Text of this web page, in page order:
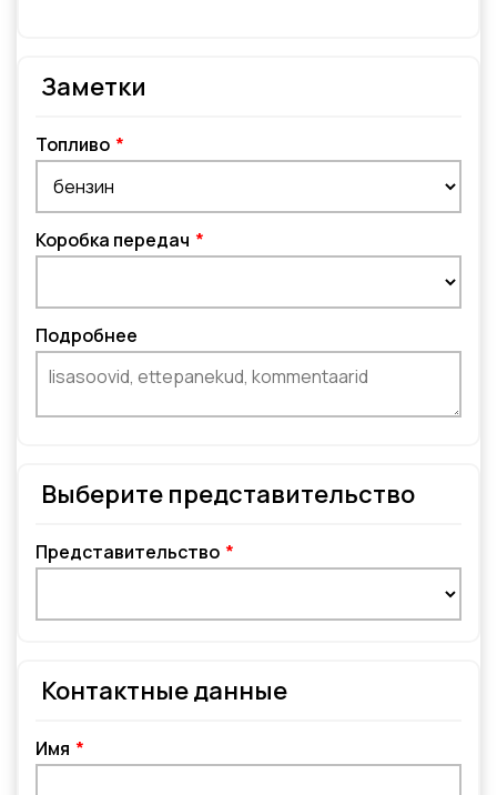
Заметки
Топливо
Коробка передач
Подробнее
Выберите представительство
Представительство
Контактные данные
Имя